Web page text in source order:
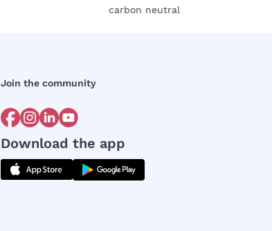
carbon neutral
Join the community
Download the app